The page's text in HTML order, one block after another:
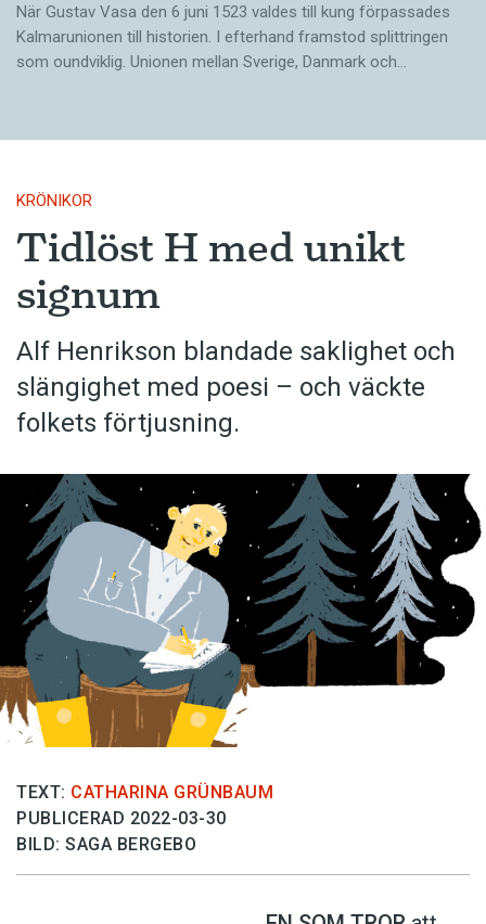
När Gustav Vasa den 6 juni 1523 ­valdes till kung förpassades
Kalmar­unionen till historien. I efterhand framstod splittringen
som ound­viklig. ­Unionen ­mellan Sverige, Danmark och…
KRÖNIKOR
Tidlöst H med unikt
signum
Alf Henrikson blandade saklighet och
slängighet med poesi – och väckte
folkets förtjusning.
TEXT: CATHARINA GRÜNBAUM
PUBLICERAD 2022-03-30
BILD: SAGA BERGEBO